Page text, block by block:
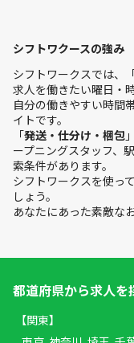
シフトワクースの強み
シフトワークスでは、
求人を働きたい曜日・
自分の働きやすい時間
イトです。
「発送・仕分け・梱包
ープニングスタッフ、
索条件があります。
シフトワークスを使っ
しょう。
あなたにあった素敵な
都道府県から求人を
【関東】